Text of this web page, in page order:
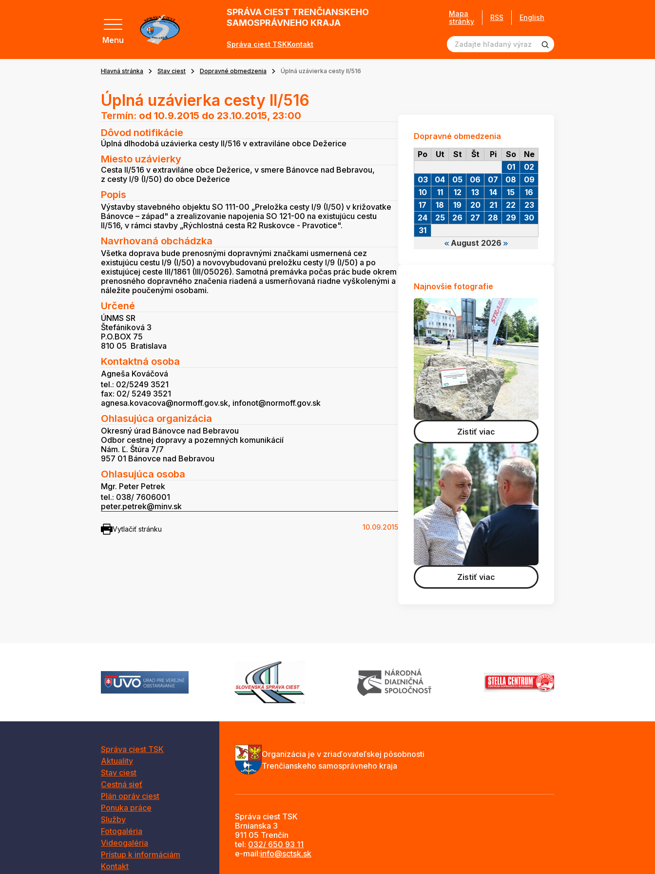
Menu
SPRÁVA CIEST TRENČIANSKEHO
SAMOSPRÁVNEHO KRAJA
Správa ciest TSKKontakt
Mapa
stránky
RSS English
Hlavná stránka Stav ciest Dopravné obmedzenia Úplná uzávierka cesty II/516
Úplná uzávierka cesty II/516
Termín: od 10.9.2015 do 23.10.2015, 23:00
Dôvod notifikácie
Úplná dlhodobá uzávierka cesty II/516 v extraviláne obce Dežerice
Miesto uzávierky
Cesta II/516 v extraviláne obce Dežerice, v smere Bánovce nad Bebravou,
z cesty I/9 (I/50) do obce Dežerice
Popis
Výstavby stavebného objektu SO 111-00 „Preložka cesty I/9 (I/50) v križovatke
Bánovce – západ" a zrealizovanie napojenia SO 121-00 na existujúcu cestu
II/516, v rámci stavby „Rýchlostná cesta R2 Ruskovce - Pravotice".
Navrhovaná obchádzka
Všetka doprava bude prenosnými dopravnými značkami usmernená cez
existujúcu cestu I/9 (I/50) a novovybudovanú preložku cesty I/9 (I/50) a po
existujúcej ceste III/1861 (III/05026). Samotná premávka počas prác bude okrem
prenosného dopravného značenia riadená a usmerňovaná riadne vyškolenými a
náležite poučenými osobami.
Určené
ÚNMS SR
Štefániková 3
P.O.BOX 75
810 05 Bratislava
Kontaktná osoba
Agneša Kováčová
tel.: 02/5249 3521
fax: 02/ 5249 3521
agnesa.kovacova@normoff.gov.sk, infonot@normoff.gov.sk
Ohlasujúca organizácia
Okresný úrad Bánovce nad Bebravou
Odbor cestnej dopravy a pozemných komunikácií
Nám. Ľ. Štúra 7/7
957 01 Bánovce nad Bebravou
Ohlasujúca osoba
Mgr. Peter Petrek
tel.: 038/ 7606001
peter.petrek@minv.sk
Vytlačiť stránku 10.09.2015
Dopravné obmedzenia
Po
Ut St Št Pi So Ne
August 2026
01
02
03
04 05 06 07 08
09
10
11 12 13 14 15
16
17
18 19 20 21 22
23
24
25 26 27 28 29
30
31
Najnovšie fotografie
Zistiť viac
Zistiť viac
Správa ciest TSK
Aktuality
Stav ciest
Cestná sieť
Plán opráv ciest
Ponuka práce
Služby
Fotogaléria
Videogaléria
Prístup k informáciám
Kontakt
Organizácia je v zriaďovateľskej pôsobnosti
Trenčianskeho samosprávneho kraja
Správa ciest TSK
Brnianska 3
911 05 Trenčín
tel: 032/ 650 93 11
e-mail:info@sctsk.sk